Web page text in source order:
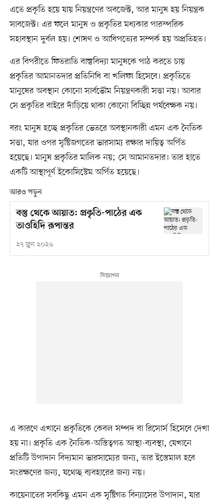
এতে প্রকৃতি হয়ে যায় নিয়ন্ত্রণের অবজেক্ট, আর মানুষ হয় নিয়ন্ত্রক
সাবজেক্ট। এর ফলে মানুষ ও প্রকৃতির মধ্যকার পারস্পরিক
সহাবস্থান দুর্বল হয়। শোষণ ও আধিপত্যের সম্পর্ক হয় অপ্রতিহত।
এর বিপরীতে ফিতরাতি বাস্তুবিদ্যা মানুষকে পাঠ করতে চায়
প্রকৃতির আমানতদার প্রতিনিধি বা খলিফা হিসেবে। প্রকৃতিতে
মানুষের অবস্থান কোনো সার্বভৌম নিয়ন্ত্রণকারী সত্তা নয়। আবার
সে প্রকৃতির বাইরে দাঁড়িয়ে থাকা কোনো বিচ্ছিন্ন পর্যবেক্ষক নয়।
বরং মানুষ হচ্ছে প্রকৃতির ভেতরে অবস্থানকারী এমন এক নৈতিক
সত্তা, যার ওপর সৃষ্টিজগতের ভারসাম্য রক্ষার দায়িত্ব অর্পিত
হয়েছে। মানুষ প্রকৃতির মালিক নয়; সে আমানতদার। তার হাতে
একটি আস্থাপূর্ণ ইকোসিস্টেম অর্পিত হয়েছে।
আরও পড়ুন
বস্তু থেকে আয়াত: প্রকৃতি-পাঠের এক
তাওহিদি রূপান্তর
২৭ জুন ২০২৬
এ কারণে এখানে প্রকৃতিকে কেবল সম্পদ বা রিসোর্স হিসেবে দেখা
হয় না। প্রকৃতি এক নৈতিক-অস্তিত্বগত আস্থা-ব্যবস্থা, যেখানে
প্রতিটি উপাদান বিদ্যমান ভারসাম্যের জন্য, তার ইস্তেমাল হবে
সংরক্ষণের জন্য, যথেচ্ছ ব্যবহারের জন্য নয়।
কায়েনাতের সবকিছু এমন এক সৃষ্টিগত বিন্যাসের উপাদান, যার